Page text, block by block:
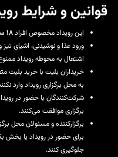
قوانین و شرایط
این رویداد مخصوص افراد۱۸ سال به بالا
ورود غذا و نوشیدنی، اشیای تیز
اشتعال به محوطه رویداد
خریداران بلیت با خرید بلیت
به محل برگزاری رویداد وارد
شرکت‌کنندگان با حضور در
برگزاری موافقت می‌کنند.
برگزارکننده و مسئولان محل
برای حضور در رویداد یا
جلوگیری کنند.